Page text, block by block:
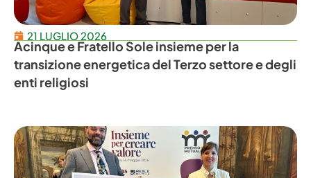
21 LUGLIO 2026
Acinque e Fratello Sole insieme per la
transizione energetica del Terzo settore e degli
enti religiosi